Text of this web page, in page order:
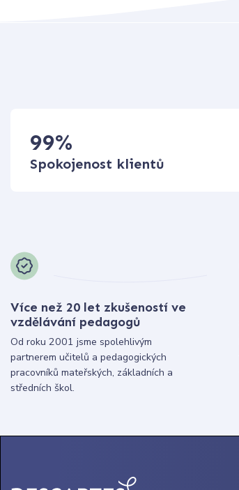
99%
Spokojenost klientů
Více než 20 let zkušeností ve
vzdělávání pedagogů
Od roku 2001 jsme spolehlivým
partnerem učitelů a pedagogických
pracovníků mateřských, základních a
středních škol.